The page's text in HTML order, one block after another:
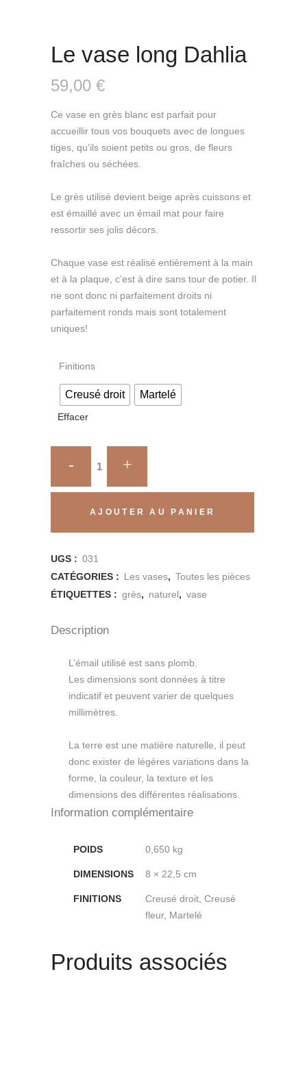
Le vase long Dahlia
59,00 €
Ce vase en grès blanc est parfait pour
accueillir tous vos bouquets avec de longues
tiges, qu’ils soient petits ou gros, de fleurs
fraîches ou séchées.
Le grès utilisé devient beige après cuissons et
est émaillé avec un émail mat pour faire
ressortir ses jolis décors.
Chaque vase est réalisé entièrement à la main
et à la plaque, c’est à dire sans tour de potier. Il
ne sont donc ni parfaitement droits ni
parfaitement ronds mais sont totalement
uniques!
Finitions
Creusé droit Martelé
Effacer
Dahlia
quantity
AJOUTER AU PANIER
UGS : 031
CATÉGORIES : Les vases, Toutes les pièces
ÉTIQUETTES : grès, naturel, vase
Description
L’émail utilisé est sans plomb.
Les dimensions sont données à titre
indicatif et peuvent varier de quelques
millimètres.
La terre est une matière naturelle, il peut
donc exister de légères variations dans la
forme, la couleur, la texture et les
dimensions des différentes réalisations.
Information complémentaire
POIDS 0,650 kg
DIMENSIONS 8 × 22,5 cm
FINITIONS
Creusé droit, Creusé
fleur, Martelé
Produits associés